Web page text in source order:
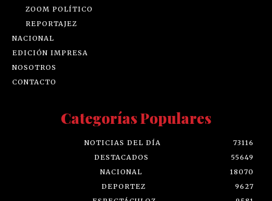
ZOOM POLÍTICO
REPORTAJEZ
NACIONAL
EDICIÓN IMPRESA
NOSOTROS
CONTACTO
Categorías Populares
NOTICIAS DEL DÍA
73116
DESTACADOS
55649
NACIONAL
18070
DEPORTEZ
9627